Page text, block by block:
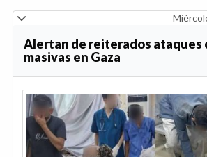
Alertan de reiterados ataques
masivas en Gaza